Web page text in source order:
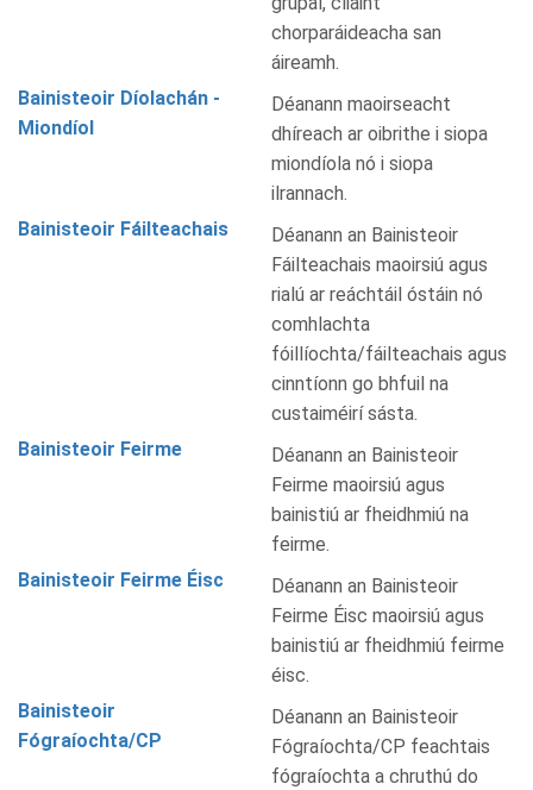
chorparáideacha san
áireamh.
Bainisteoir Díolachán -
Miondíol
Déanann maoirseacht
dhíreach ar oibrithe i siopa
miondíola nó i siopa
ilrannach.
Bainisteoir Fáilteachais
Déanann an Bainisteoir
Fáilteachais maoirsiú agus
rialú ar reáchtáil óstáin nó
comhlachta
fóillíochta/fáilteachais agus
cinntíonn go bhfuil na
custaiméirí sásta.
Bainisteoir Feirme
Déanann an Bainisteoir
Feirme maoirsiú agus
bainistiú ar fheidhmiú na
feirme.
Bainisteoir Feirme Éisc
Déanann an Bainisteoir
Feirme Éisc maoirsiú agus
bainistiú ar fheidhmiú feirme
éisc.
Bainisteoir
Fógraíochta/CP
Déanann an Bainisteoir
Fógraíochta/CP feachtais
fógraíochta a chruthú do